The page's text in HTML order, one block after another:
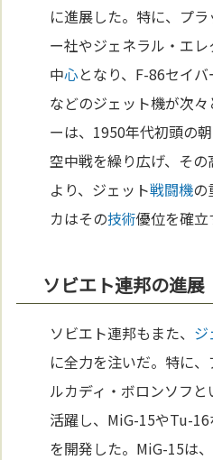
に進展した。特に、プ
ー社やジェネラル・エ
中心となり、F-86セイ
などのジェット機が次
ーは、1950年代初頭の
空中戦を繰り広げ、そ
より、ジェット戦闘機の
カはその技術優位を確立
ソビエト連邦の進展
ソビエト連邦もまた、
に全力を注いだ。特に
ルカディ・ボロンソフ
活躍し、MiG-15やTu-
を開発した。MiG-15は